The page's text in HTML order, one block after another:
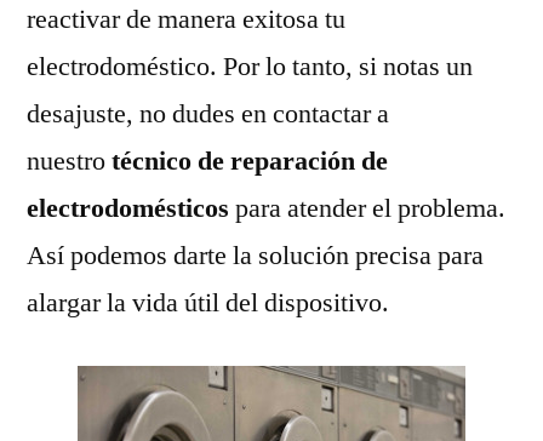
reactivar de manera exitosa tu
electrodoméstico. Por lo tanto, si notas un
desajuste, no dudes en contactar a
nuestrotécnico de reparación de
electrodomésticos para atender el problema.
Así podemos darte la solución precisa para
alargar la vida útil del dispositivo.